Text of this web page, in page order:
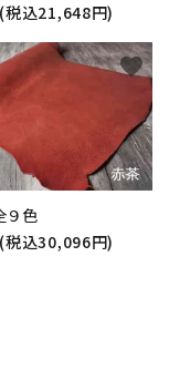
込21,648円)
色
込30,096円)
favorite